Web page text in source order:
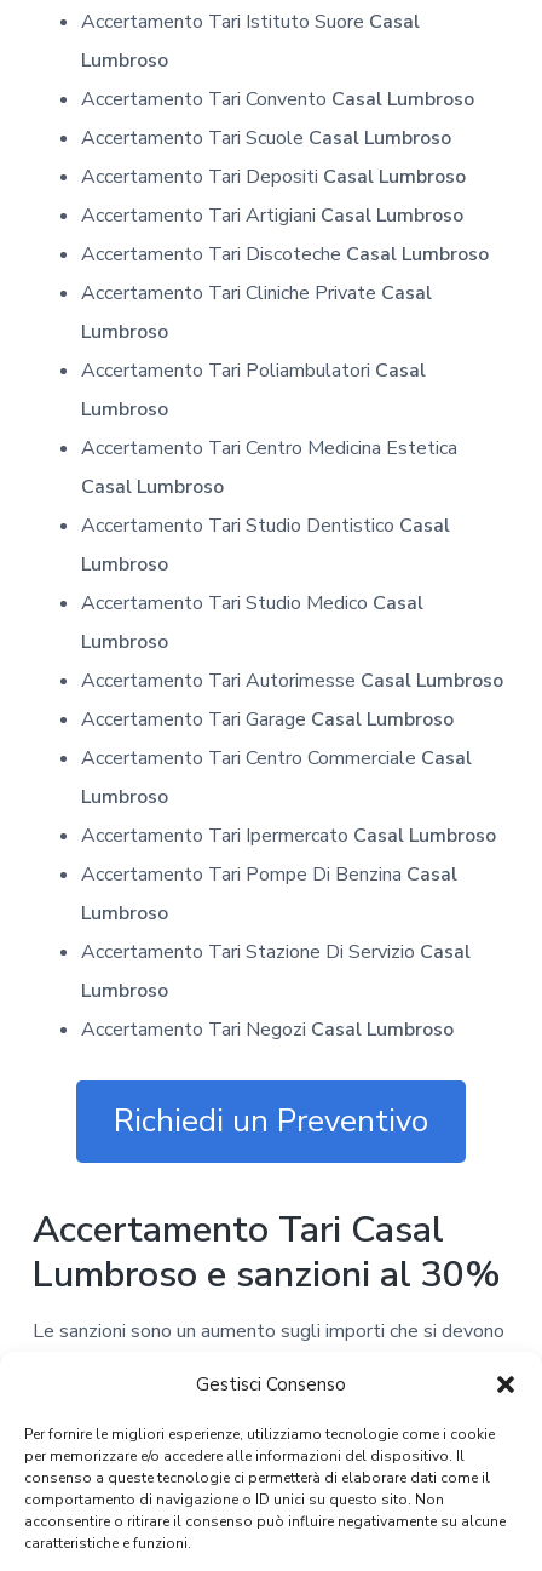
Gestisci Consenso
Per fornire le migliori esperienze, utilizziamo tecnologie come i cookie
per memorizzare e/o accedere alle informazioni del dispositivo. Il
consenso a queste tecnologie ci permetterà di elaborare dati come il
comportamento di navigazione o ID unici su questo sito. Non
acconsentire o ritirare il consenso può influire negativamente su alcune
caratteristiche e funzioni.
Accertamento Tari Istituto Suore Casal
Lumbroso
Accertamento Tari Convento Casal Lumbroso
Accertamento Tari Scuole Casal Lumbroso
Accertamento Tari Depositi Casal Lumbroso
Accertamento Tari Artigiani Casal Lumbroso
Accertamento Tari Discoteche Casal Lumbroso
Accertamento Tari Cliniche Private Casal
Lumbroso
Accertamento Tari Poliambulatori Casal
Lumbroso
Accertamento Tari Centro Medicina Estetica
Casal Lumbroso
Accertamento Tari Studio Dentistico Casal
Lumbroso
Accertamento Tari Studio Medico Casal
Lumbroso
Accertamento Tari Autorimesse Casal Lumbroso
Accertamento Tari Garage Casal Lumbroso
Accertamento Tari Centro Commerciale Casal
Lumbroso
Accertamento Tari Ipermercato Casal Lumbroso
Accertamento Tari Pompe Di Benzina Casal
Lumbroso
Accertamento Tari Stazione Di Servizio Casal
Lumbroso
Accertamento Tari Negozi Casal Lumbroso
Richiedi un Preventivo
Accertamento Tari Casal
Lumbroso e sanzioni al 30%
Le sanzioni sono un aumento sugli importi che si devono
di solito è già in atto una prescrizione,
quindi già ci sono delle spese aumentate.
Praticamente, per capire come nasce tutto il processo
che poi conduce all’Accertamento Tari Casal
Lumbrosoe alla richiesta di riscossione del dovuto, si